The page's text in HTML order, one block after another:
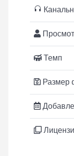
Темп
Размер